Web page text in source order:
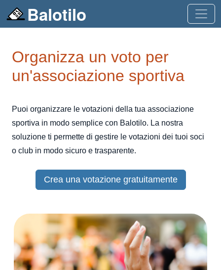
Balotilo
Organizza un voto per
un'associazione sportiva
Puoi organizzare le votazioni della tua associazione
sportiva in modo semplice con Balotilo. La nostra
soluzione ti permette di gestire le votazioni dei tuoi soci
o club in modo sicuro e trasparente.
Crea una votazione gratuitamente